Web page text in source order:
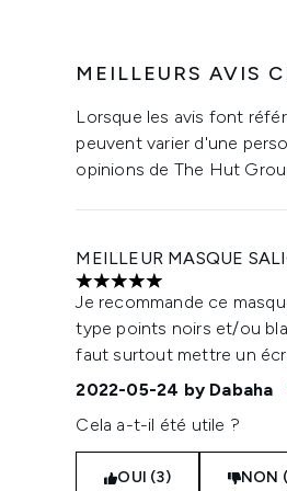
MEILLEURS AVIS
Lorsque les avis font
peuvent varier d'une
opinions de The Hut
MEILLEUR MASQUE
5 étoiles sur un maximum
Je recommande ce
type points noirs et/ou
faut surtout mettre un
2022-05-24 by Dabaha
Cela a-t-il été utile ?
OUI (3) NON